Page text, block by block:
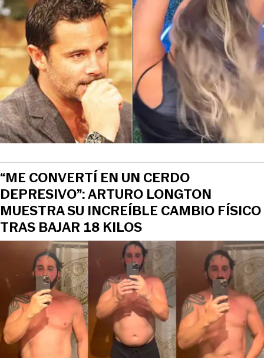
“ME CONVERTÍ EN UN CERDO
DEPRESIVO”: ARTURO LONGTON
MUESTRA SU INCREÍBLE CAMBIO FÍSICO
TRAS BAJAR 18 KILOS